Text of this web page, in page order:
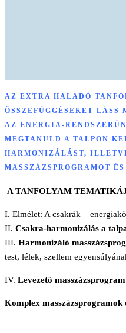
AZ EXTRA HALADÓ
ÖSSZEFÜGGÉSEKET LÁSS
AZ ENERGIA-
MEGTANULD A TALPON
HARMONIZÁLÁST,
MASSZÁZSPROGRAMOT
A TANFOLYAM
I. Elmélet: A csakrák –
II. Csakra-harmonizálás a
III. Harmonizáló
test, lélek, szellem
IV. Levezető masszázsprogram
Komplex masszázsprogramok